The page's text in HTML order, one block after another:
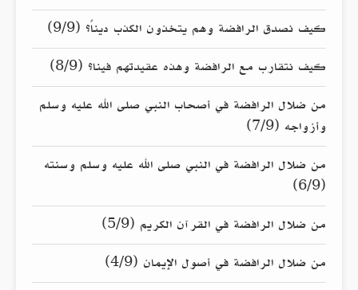
كيف نصدق الرافضة وهم يتخذون الكذب ديناً؟ (9/9)
كيف نتقارب مع الرافضة وهذه عقيدتهم فينا؟ (8/9)
من ضلال الرافضة في أصحاب النبي صلى الله عليه وسلم
وأزواجه (7/9)
من ضلال الرافضة في النبي صلى الله عليه وسلم وسنته
(6/9)
من ضلال الرافضة في القرآن الكريم (5/9)
من ضلال الرافضة في أصول الإيمان (4/9)